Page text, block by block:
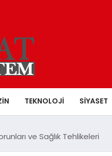
TEKNOLOJI SIYASET
ve Sağlık Tehlikeleri